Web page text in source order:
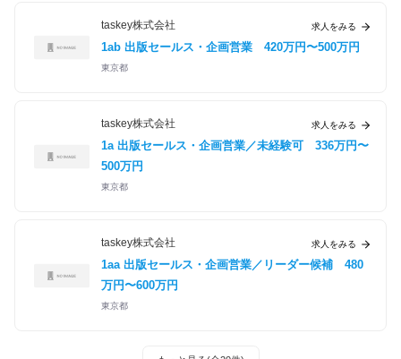
taskey株式会社
1ab 出版セールス・企画営業 420万円〜500万円
東京都
求人をみる
taskey株式会社
1a 出版セールス・企画営業／未経験可
336万円〜
500万円
東京都
求人をみる
taskey株式会社
1aa 出版セールス・企画営業／リーダー候補
480
万円〜600万円
東京都
求人をみる